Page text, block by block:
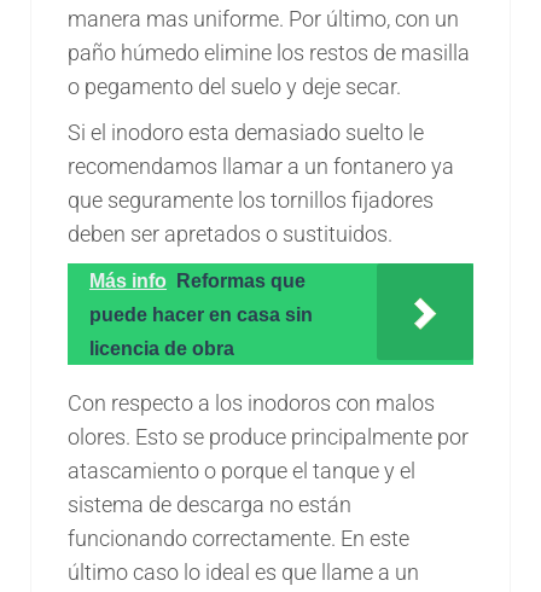
manera mas uniforme. Por último, con un
paño húmedo elimine los restos de masilla
o pegamento del suelo y deje secar.
Si el inodoro esta demasiado suelto le
recomendamos llamar a un fontanero ya
que seguramente los tornillos fijadores
deben ser apretados o sustituidos.
Más info
Reformas que
puede hacer en casa sin
licencia de obra
Con respecto a los inodoros con malos
olores. Esto se produce principalmente por
atascamiento o porque el tanque y el
sistema de descarga no están
funcionando correctamente. En este
último caso lo ideal es que llame a un